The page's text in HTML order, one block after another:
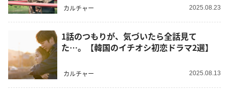
カルチャー 2025.08.23
1話のつもりが、気づいたら全話見て
た…。【韓国のイチオシ初恋ドラマ2選】
カルチャー 2025.08.13